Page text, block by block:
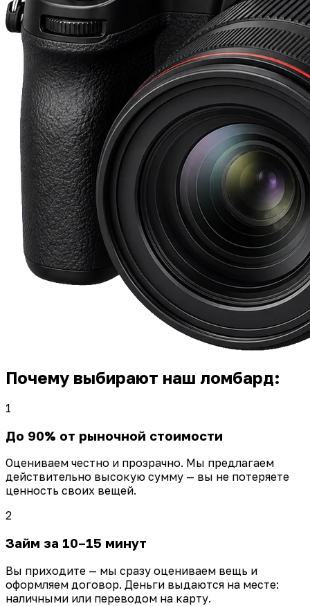
Почему выбирают наш ломбард:
1
До 90% от рыночной стоимости
Оцениваем честно и прозрачно. Мы предлагаем
действительно высокую сумму — вы не потеряете
ценность своих вещей.
2
Займ за 10–15 минут
Вы приходите — мы сразу оцениваем вещь и
оформляем договор. Деньги выдаются на месте:
наличными или переводом на карту.